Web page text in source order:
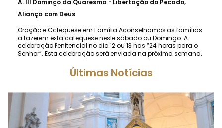
A. III Domingo da Quaresma - Libertação do Pecado,
Aliança com Deus
Oração e Catequese em Família Aconselhamos as famílias
a fazerem esta catequese neste sábado ou Domingo. A
celebração Penitencial no dia 12 ou 13 nas “24 horas para o
Senhor”. Esta celebração será enviada na próxima semana.
Últimas Notícias